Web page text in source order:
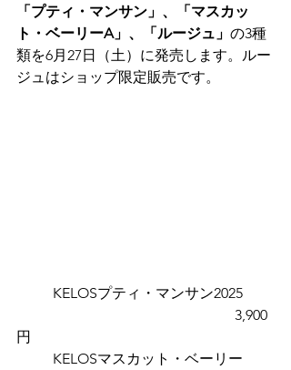
「プティ・マンサン」、「マスカッ
ト・ベーリーA」、「ルージュ」 の3種
類を6月27日（土）に発売します。ルー
ジュはショップ限定販売です。
円